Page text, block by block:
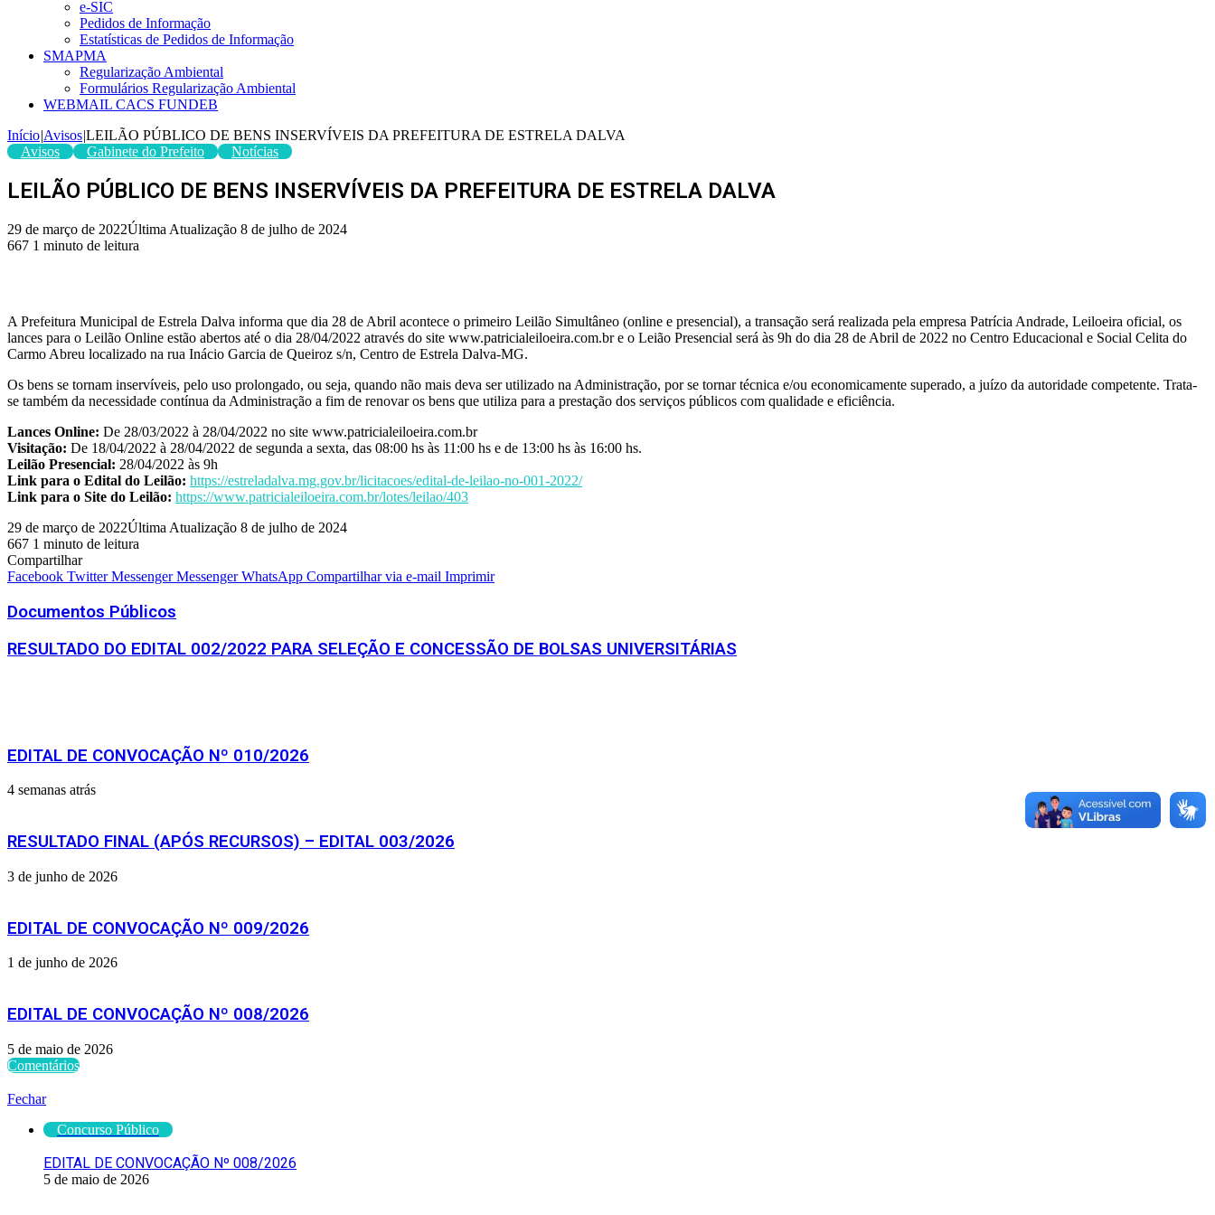
e-SIC
Pedidos de Informação
Estatísticas de Pedidos de Informação
SMAPMA
Regularização Ambiental
Formulários Regularização Ambiental
WEBMAIL CACS FUNDEB
Início|Avisos|LEILÃO PÚBLICO DE BENS INSERVÍVEIS DA PREFEITURA DE ESTRELA DALVA
Avisos
Gabinete do Prefeito Notícias
LEILÃO PÚBLICO DE BENS INSERVÍVEIS DA PREFEITURA DE ESTRELA DALVA
29 de março de 2022Última Atualização 8 de julho de 2024
667 1 minuto de leitura
A Prefeitura Municipal de Estrela Dalva informa que dia 28 de Abril acontece o primeiro Leilão Simultâneo (online e presencial), a transação será realizada pela empresa Patrícia Andrade, Leiloeira oficial, os
lances para o Leilão Online estão abertos até o dia 28/04/2022 através do site www.patricialeiloeira.com.br e o Leião Presencial será às 9h do dia 28 de Abril de 2022 no Centro Educacional e Social Celita do
Carmo Abreu localizado na rua Inácio Garcia de Queiroz s/n, Centro de Estrela Dalva-MG.
Os bens se tornam inservíveis, pelo uso prolongado, ou seja, quando não mais deva ser utilizado na Administração, por se tornar técnica e/ou economicamente superado, a juízo da autoridade competente. Trata-
se também da necessidade contínua da Administração a fim de renovar os bens que utiliza para a prestação dos serviços públicos com qualidade e eficiência.
Lances Online: De 28/03/2022 à 28/04/2022 no site www.patricialeiloeira.com.br
Visitação: De 18/04/2022 à 28/04/2022 de segunda a sexta, das 08:00 hs às 11:00 hs e de 13:00 hs às 16:00 hs.
Leilão Presencial: 28/04/2022 às 9h
Link para o Edital do Leilão: https://estreladalva.mg.gov.br/licitacoes/edital-de-leilao-no-001-2022/
Link para o Site do Leilão: https://www.patricialeiloeira.com.br/lotes/leilao/403
29 de março de 2022Última Atualização 8 de julho de 2024
667 1 minuto de leitura
Compartilhar
Facebook Twitter Messenger Messenger WhatsApp Compartilhar via e-mail Imprimir
Documentos Públicos
RESULTADO DO EDITAL 002/2022 PARA SELEÇÃO E CONCESSÃO DE BOLSAS UNIVERSITÁRIAS
EDITAL DE CONVOCAÇÃO Nº 010/2026
4 semanas atrás
RESULTADO FINAL (APÓS RECURSOS) – EDITAL 003/2026
3 de junho de 2026
EDITAL DE CONVOCAÇÃO Nº 009/2026
1 de junho de 2026
EDITAL DE CONVOCAÇÃO Nº 008/2026
5 de maio de 2026
Comentários
Fechar
Concurso Público
EDITAL DE CONVOCAÇÃO Nº 008/2026
5 de maio de 2026